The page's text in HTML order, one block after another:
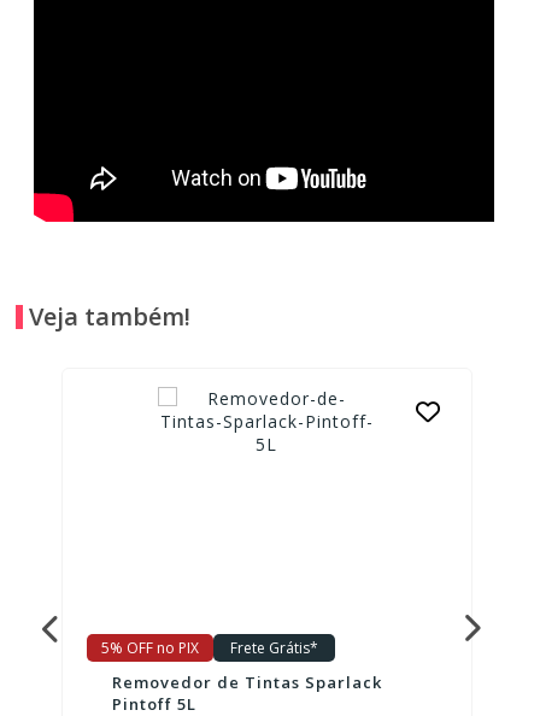
Veja também!
5% OFF no PIX Frete Grátis*
Removedor de Tintas Sparlack
Pintoff 5L